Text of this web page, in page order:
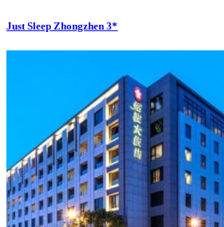
Just Sleep Zhongzhen 3*